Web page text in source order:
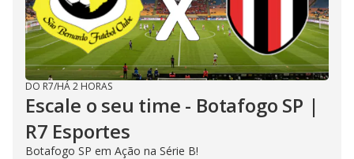
DO R7/HÁ 2 HORAS
Escale o seu time - Botafogo SP |
R7 Esportes
Botafogo SP em Ação na Série B!